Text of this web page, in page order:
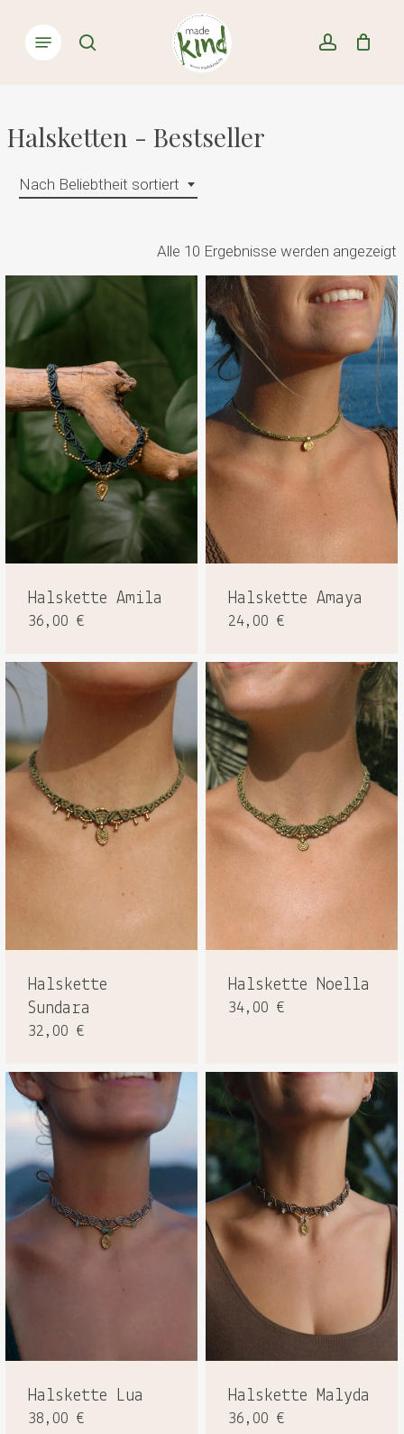
main
account
Menu
Cart Close
Cart
Halsketten - Bestseller
Nach Beliebtheit sortiert
Alle 10 Ergebnisse werden angezeigt
Halskette Amila
36,00 €
Halskette Amaya
24,00 €
Halskette
Sundara
32,00 €
Halskette Noella
34,00 €
Halskette Lua
38,00 €
Halskette Malyda
36,00 €